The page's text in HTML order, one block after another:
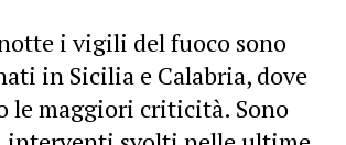
i vigili del fuoco sono
in Sicilia e Calabria, dove
le maggiori criticità. Sono